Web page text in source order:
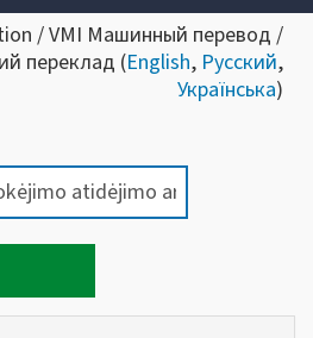
/ VMI Машинный перевод /
переклад (English, Русский,
Українська)